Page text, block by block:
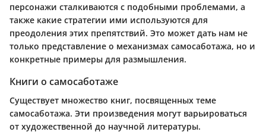
персонажи сталкиваются с подобными проблемами, а
также какие стратегии ими используются для
преодоления этих препятствий. Это может дать нам не
только представление о механизмах самосаботажа, но и
конкретные примеры для размышления.
Книги о самосаботаже
Существует множество книг, посвященных теме
самосаботажа. Эти произведения могут варьироваться
от художественной до научной литературы.